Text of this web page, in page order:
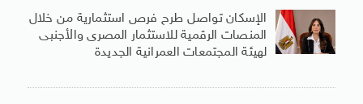
الإسكان تواصل طرح فرص استثمارية من خلال
المنصات الرقمية للاستثمار المصرى والأجنبى
لهيئة المجتمعات العمرانية الجديدة